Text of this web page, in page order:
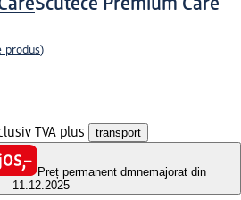
Scutece Premium Care
produs)
TVA plus transport
Preț permanent dmnemajorat din
11.12.2025